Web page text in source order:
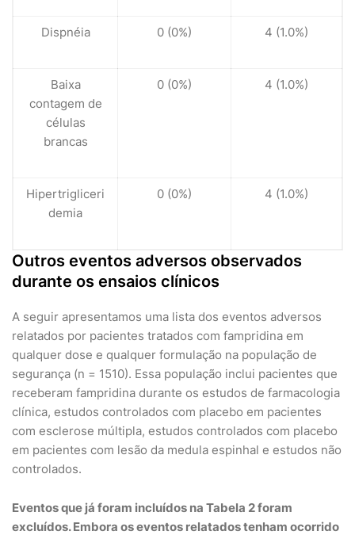
Dispnéia 0 (0%) 4 (1.0%)
Baixa
contagem de
células
brancas
0 (0%) 4 (1.0%)
Hipertrigliceri
demia
0 (0%) 4 (1.0%)
Outros eventos adversos observados
durante os ensaios clínicos
A seguir apresentamos uma lista dos eventos adversos
relatados por pacientes tratados com fampridina em
qualquer dose e qualquer formulação na população de
segurança (n = 1510). Essa população inclui pacientes que
receberam fampridina durante os estudos de farmacologia
clínica, estudos controlados com placebo em pacientes
com esclerose múltipla, estudos controlados com placebo
em pacientes com lesão da medula espinhal e estudos não
controlados.
Eventos que já foram incluídos na Tabela 2 foram
excluídos. Embora os eventos relatados tenham ocorrido